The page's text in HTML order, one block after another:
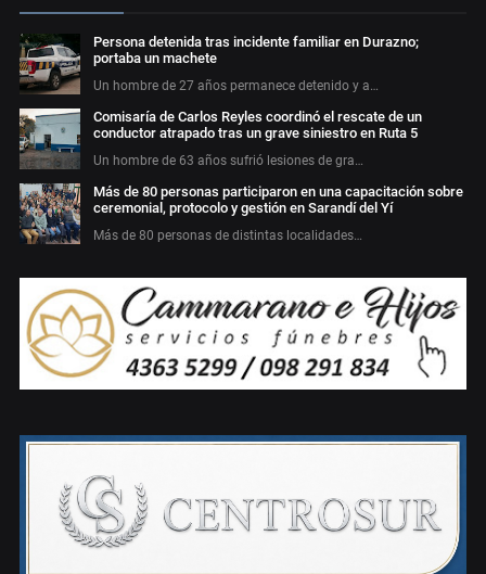
Persona detenida tras incidente familiar en Durazno;
portaba un machete
Un hombre de 27 años permanece detenido y a…
Comisaría de Carlos Reyles coordinó el rescate de un
conductor atrapado tras un grave siniestro en Ruta 5
Un hombre de 63 años sufrió lesiones de gra…
Más de 80 personas participaron en una capacitación sobre
ceremonial, protocolo y gestión en Sarandí del Yí
Más de 80 personas de distintas localidades…